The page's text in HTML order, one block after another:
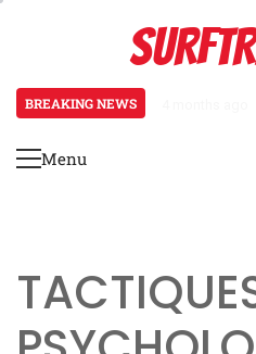
BREAKING NEWS
Primary
Menu